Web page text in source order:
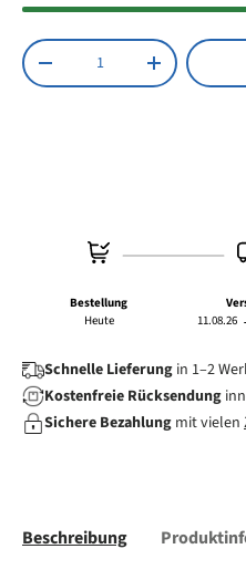
Anzahl
Menge verringernMenge
Bestellung
Heute
11.08.26
Schnelle Lieferung in 1–2
Kostenfreie Rücksendung
Sichere Bezahlung mit vielen
Beschreibung